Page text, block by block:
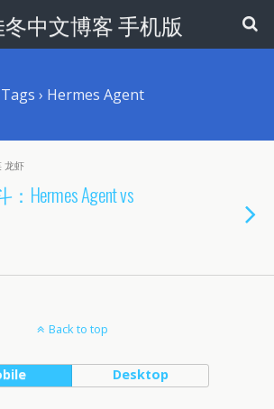
中文博客 手机版
Tags › Hermes Agent
龙虾
Hermes Agent vs
Back to top
Desktop